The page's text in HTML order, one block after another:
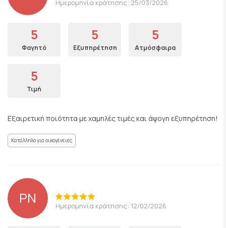
Ημερομηνία κράτησης: 25/03/2026
5
Φαγητό
5
Εξυπηρέτηση
5
Ατμόσφαιρα
5
Τιμή
Εξαιρετική ποιότητα με χαμηλές τιμές και άψογη εξυπηρέτηση!
Κατάλληλο για οικογένειες
PN Ημερομηνία κράτησης: 12/02/2026